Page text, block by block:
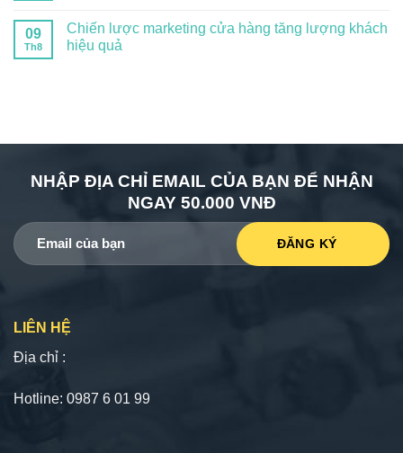
09
Th8
Chiến lược marketing cửa hàng tăng lượng khách
hiệu quả
NHẬP ĐỊA CHỈ EMAIL CỦA BẠN ĐỂ NHẬN
NGAY 50.000 VNĐ
LIÊN HỆ
Địa chỉ :
Hotline: 0987 6 01 99